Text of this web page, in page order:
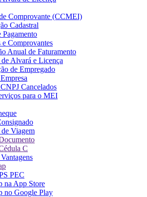
Comprovante (CCMEI)
Cadastral
Pagamento
e Comprovantes
Anual de Faturamento
Alvará e Licença
de Empregado
Cancelados
para o MEI
Viagem
C
PEC
na App Store
no Google Play